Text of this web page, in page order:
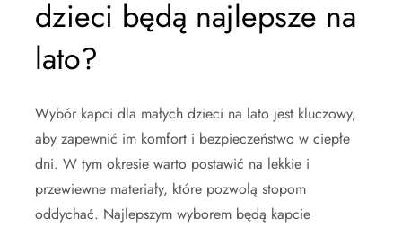
dzieci będą najlepsze na
lato?
Wybór kapci dla małych dzieci na lato jest kluczowy,
aby zapewnić im komfort i bezpieczeństwo w ciepłe
dni. W tym okresie warto postawić na lekkie i
przewiewne materiały, które pozwolą stopom
oddychać. Najlepszym wyborem będą kapcie